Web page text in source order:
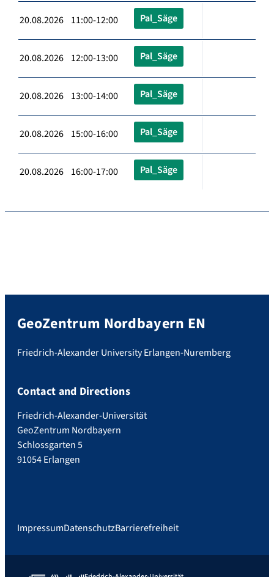
20.08.2026 11:00-12:00 Pal_Säge
20.08.2026 12:00-13:00 Pal_Säge
20.08.2026 13:00-14:00 Pal_Säge
20.08.2026 15:00-16:00 Pal_Säge
20.08.2026 16:00-17:00 Pal_Säge
GeoZentrum Nordbayern EN
Friedrich-Alexander University Erlangen-Nuremberg
Contact and Directions
Friedrich-Alexander-Universität
GeoZentrum Nordbayern
Schlossgarten 5
91054 Erlangen
ImpressumDatenschutzBarrierefreiheit